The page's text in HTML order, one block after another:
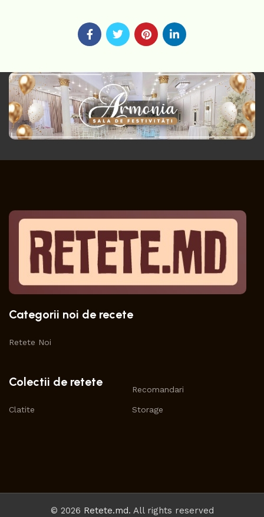
Categorii noi de recete
Retete Noi
Colectii de retete
Clatite
Recomandari
Storage
© 2026 Retete.md. All rights reserved